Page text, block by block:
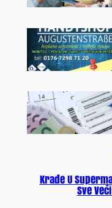
Krađe U
Sve